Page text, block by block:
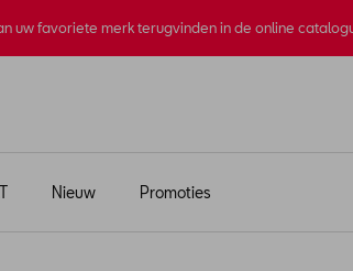
uw favoriete merk terugvinden in de online
Nieuw Promoties